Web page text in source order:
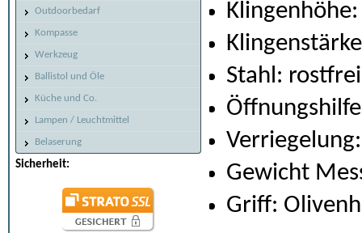
Outdoorbedarf
Kompasse
Werkzeug
Ballistol und Öle
Küche und Co.
Lampen / Leuchtmittel
Belaserung
Sicherheit:
Stahl:
Gewicht
Griff: